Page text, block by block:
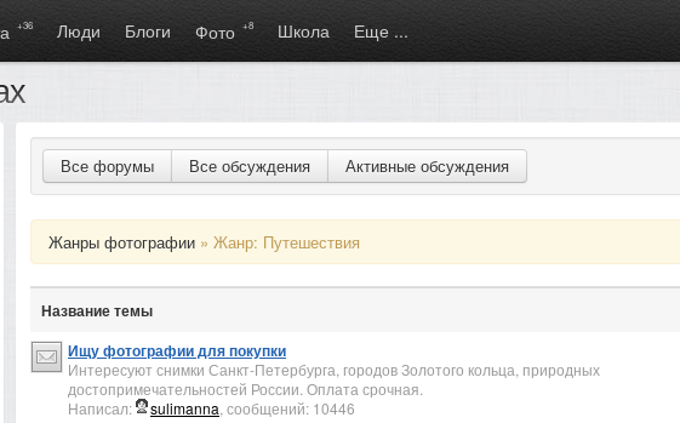
+36 Люди Блоги Фото +8 Школа Еще ...
Все форумы Все обсуждения Активные обсуждения
Жанры фотографии » Жанр: Путешествия
Название темы
Ищу фотографии для покупки
Интересуют снимки Санкт-Петербурга, городов Золотого кольца, природных
достопримечательностей России. Оплата срочная.
Написал:
sulimanna , сообщений: 10446